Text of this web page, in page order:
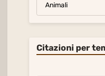
Animali
Citazioni per